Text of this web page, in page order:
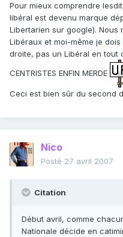
Pour mieux comprendre
libéral est devenu marque
Libertarien sur google). Nous
Libéraux et moi-même je
droite, pas un Libéral en tout
CENTRISTES ENFIN MERDE
Ceci est bien sûr du second
Nico
Posté 27 avril 2007
Citation
Début avril, comme
Nationale décide en